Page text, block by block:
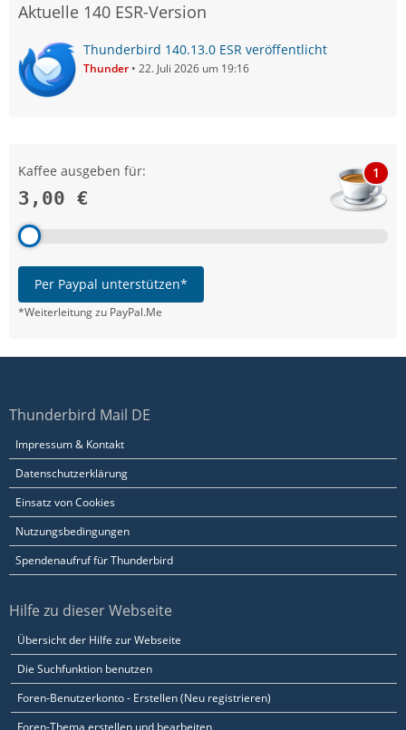
Aktuelle 140 ESR-Version
Thunderbird 140.13.0 ESR veröffentlicht
Thunder 22. Juli 2026 um 19:16
Kaffee ausgeben für:
3,00 €
1
Per Paypal unterstützen*
*Weiterleitung zu PayPal.Me
Thunderbird Mail DE
Impressum & Kontakt
Datenschutzerklärung
Einsatz von Cookies
Nutzungsbedingungen
Spendenaufruf für Thunderbird
Hilfe zu dieser Webseite
Übersicht der Hilfe zur Webseite
Die Suchfunktion benutzen
Foren-Benutzerkonto - Erstellen (Neu registrieren)